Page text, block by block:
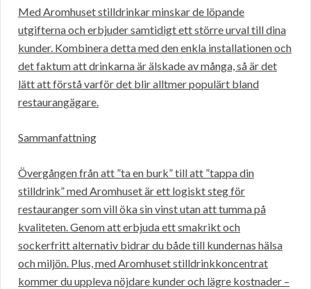
Med Aromhuset stilldrinkar minskar de löpande
utgifterna och erbjuder samtidigt ett större urval till dina
kunder. Kombinera detta med den enkla installationen och
det faktum att drinkarna är älskade av många, så är det
lätt att förstå varför det blir alltmer populärt bland
restaurangägare.
Sammanfattning
Övergången från att ”ta en burk” till att ”tappa din
stilldrink” med Aromhuset är ett logiskt steg för
restauranger som vill öka sin vinst utan att tumma på
kvaliteten. Genom att erbjuda ett smakrikt och
sockerfritt alternativ bidrar du både till kundernas hälsa
och miljön. Plus, med Aromhuset stilldrinkkoncentrat
kommer du uppleva nöjdare kunder och lägre kostnader –